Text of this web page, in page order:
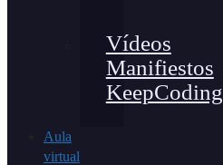
Vídeos
Manifiestos
KeepCoding
Aula
virtual